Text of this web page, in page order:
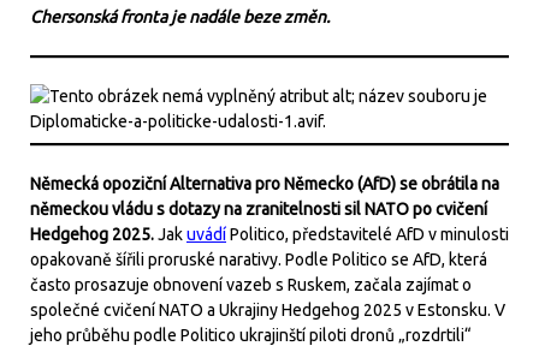
Chersonská fronta je nadále beze změn.
Německá opoziční Alternativa pro Německo (AfD) se obrátila na
německou vládu s dotazy na zranitelnosti sil NATO po cvičení
Hedgehog 2025.JakuvádíPolitico, představitelé AfD v minulosti
opakovaně šířili proruské narativy. Podle Politico se AfD, která
často prosazuje obnovení vazeb s Ruskem, začala zajímat o
společné cvičení NATO a Ukrajiny Hedgehog 2025 v Estonsku. V
jeho průběhu podle Politico ukrajinští piloti dronů „rozdrtili“